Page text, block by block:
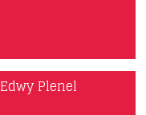
Plenel